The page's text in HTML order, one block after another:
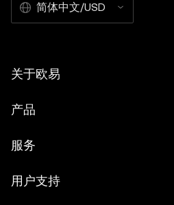
简体中文/USD
关于欧易
产品
服务
用户支持